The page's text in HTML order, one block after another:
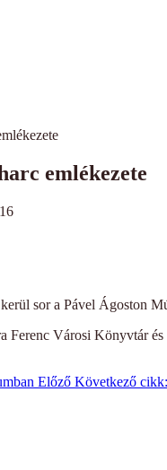
emlékezete
sor a Pável Ágoston
Ferenc Városi Könyvtár
Előző Következő